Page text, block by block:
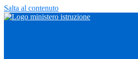
Salta al contenuto